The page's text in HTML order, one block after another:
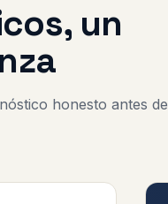
un
honesto antes de